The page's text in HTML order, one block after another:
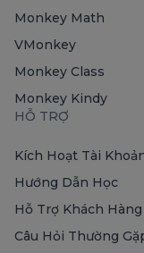
Monkey Math
VMonkey
Monkey Class
Monkey Kindy
HỖ TRỢ
Kích Hoạt Tài
Hướng Dẫn Học
Hỗ Trợ Khách Hàng
Câu Hỏi Thường